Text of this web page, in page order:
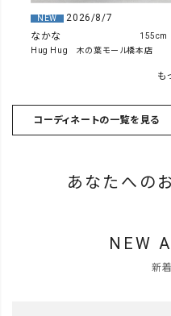
NEW
2026/8/7
なかな
Hug Hug 木の葉モール橋本店
155cm
も
コーディネートの一覧を見る
あなたへの
NEW
新